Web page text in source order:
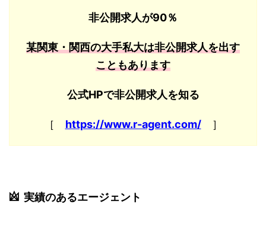
非公開求人が90％
某関東・関西の大手私大は非公開求人を出す
こともあります
公式HPで非公開求人を知る
［ https://www.r-agent.com/］
実績のあるエージェント